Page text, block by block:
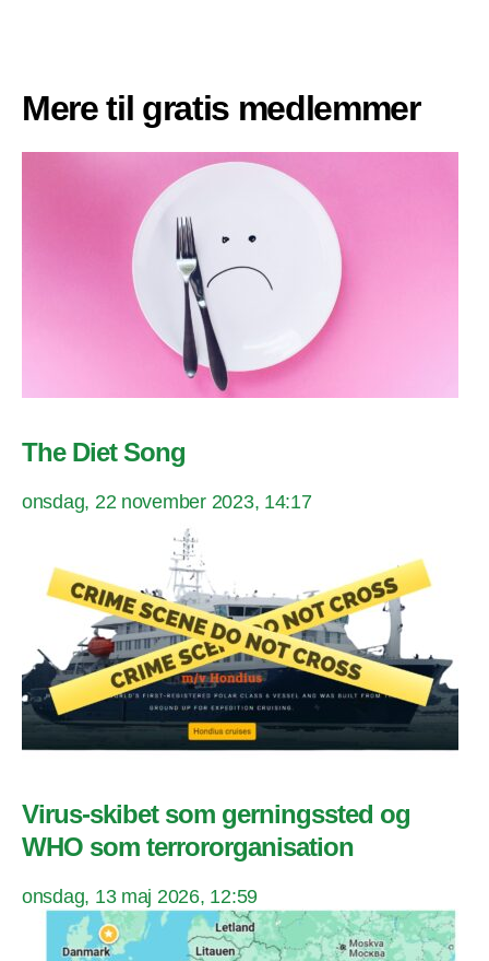
Mere til gratis medlemmer
The Diet Song
onsdag, 22 november 2023, 14:17
Virus-skibet som gerningssted og
WHO som terrororganisation
onsdag, 13 maj 2026, 12:59